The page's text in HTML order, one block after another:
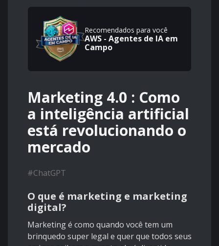
Recomendados para você
AWS - Agentes de IA em
Campo
Marketing 4.0 : Como
a inteligência artificial
está revolucionando o
mercado
#ChatGPT
O que é marketing e marketing
digital?
Marketing é como quando você tem um
brinquedo super legal e quer que todos seus